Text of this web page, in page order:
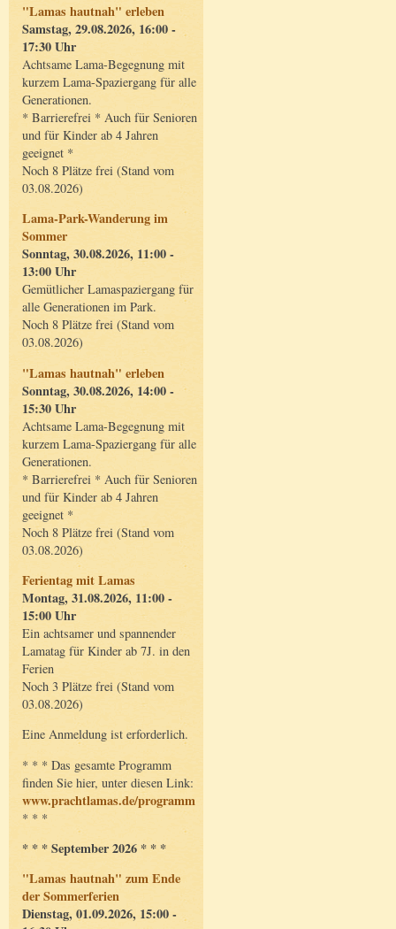
"Lamas hautnah" erleben
Samstag, 29.08.2026, 16:00 -
17:30 Uhr
Achtsame Lama-Begegnung mit
kurzem Lama-Spaziergang für alle
Generationen.
* Barrierefrei * Auch für Senioren
und für Kinder ab 4 Jahren
geeignet *
Noch 8 Plätze frei (Stand vom
03.08.2026)
Lama-Park-Wanderung im
Sommer
Sonntag, 30.08.2026, 11:00 -
13:00 Uhr
Gemütlicher Lamaspaziergang für
alle Generationen im Park.
Noch 8 Plätze frei (Stand vom
03.08.2026)
"Lamas hautnah" erleben
Sonntag, 30.08.2026, 14:00 -
15:30 Uhr
Achtsame Lama-Begegnung mit
kurzem Lama-Spaziergang für alle
Generationen.
* Barrierefrei * Auch für Senioren
und für Kinder ab 4 Jahren
geeignet *
Noch 8 Plätze frei (Stand vom
03.08.2026)
Ferientag mit Lamas
Montag, 31.08.2026, 11:00 -
15:00 Uhr
Ein achtsamer und spannender
Lamatag für Kinder ab 7J. in den
Ferien
Noch 3 Plätze frei (Stand vom
03.08.2026)
Eine Anmeldung ist erforderlich.
* * * Das gesamte Programm
finden Sie hier, unter diesen Link:
www.prachtlamas.de/programm
* * *
* * * September 2026 * * *
"Lamas hautnah" zum Ende
der Sommerferien
Dienstag, 01.09.2026, 15:00 -